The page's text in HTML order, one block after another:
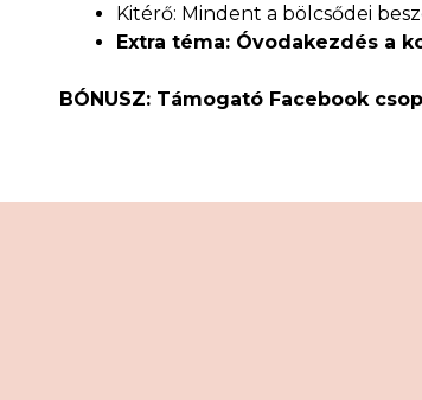
Kitérő: Mindent a bölcsődei
Extra téma: Óvodakezdés a
BÓNUSZ: Támogató Facebook